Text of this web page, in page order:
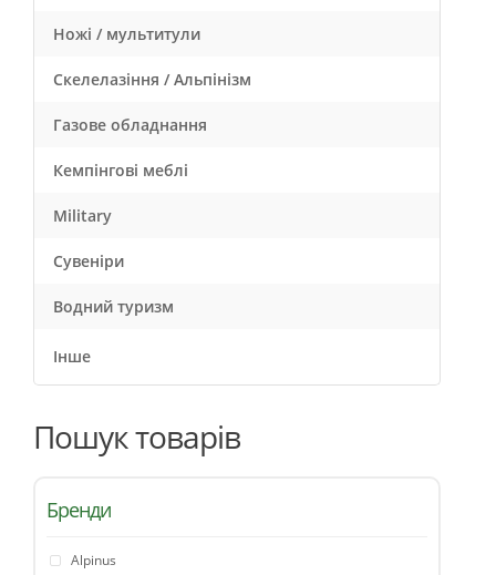
Ножі / мультитули
Скелелазіння / Альпінізм
Газове обладнання
Кемпінгові меблі
Military
Сувеніри
Водний туризм
Інше
Пошук товарів
Бренди
Alpinus